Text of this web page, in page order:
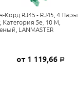
Корд RJ45 - RJ45, 4 Пары,
Категория 5е, 10 М,
LANMASTER
от 1 119,66 Р